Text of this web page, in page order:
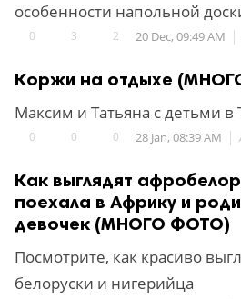
особенности напольной
0 3 2 20 Dec, 09:49 AM
Коржи на отдыхе
Максим и Татьяна с детьми в
0 0 0 28 Jan, 08:39 AM
Как выглядят
поехала в Африку и
девочек (МНОГО ФОТО)
Посмотрите, как красиво
белоруски и нигерийца